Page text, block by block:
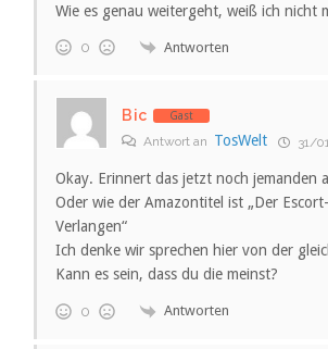
Wie es genau weitergeht, weiß ich nicht
0 Antworten
Bic Gast
Antwort an TosWelt 31/
Okay. Erinnert das jetzt noch jemanden
Oder wie der Amazontitel ist „Der
Verlangen“
Ich denke wir sprechen hier von der
Kann es sein, dass du die meinst?
0 Antworten